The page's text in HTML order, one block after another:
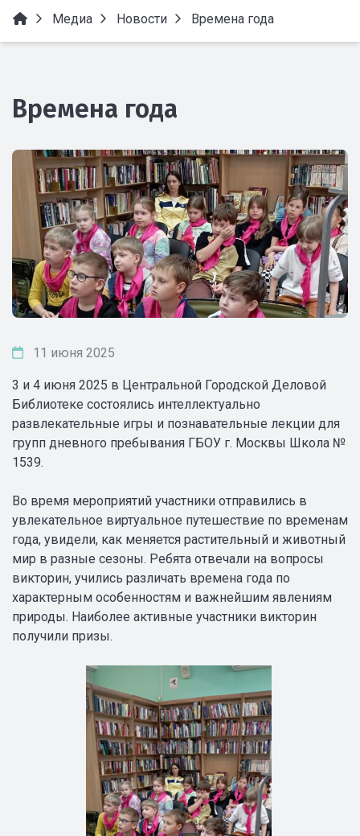
Медиа Новости Времена года
Времена года
11 июня 2025
3 и 4 июня 2025 в Центральной Городской Деловой
Библиотеке состоялись интеллектуально
развлекательные игры и познавательные лекции для
групп дневного пребывания ГБОУ г. Москвы Школа №
1539.
Во время мероприятий участники отправились в
увлекательное виртуальное путешествие по временам
года, увидели, как меняется растительный и животный
мир в разные сезоны. Ребята отвечали на вопросы
викторин, учились различать времена года по
характерным особенностям и важнейшим явлениям
природы. Наиболее активные участники викторин
получили призы.